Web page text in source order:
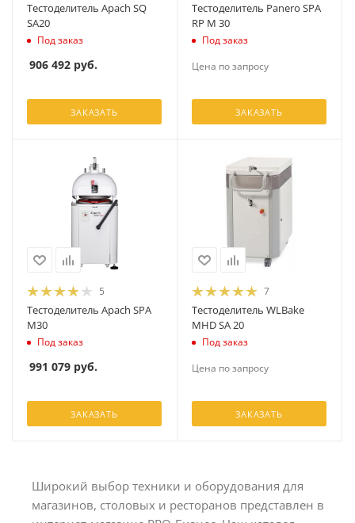
Тестоделитель Apach SQ
SA20
Под заказ
906 492 руб.
ЗАКАЗАТЬ
Тестоделитель Panero SPA
RP M 30
Под заказ
Цена по запросу
ЗАКАЗАТЬ
5
Тестоделитель Apach SPA
M30
Под заказ
991 079 руб.
ЗАКАЗАТЬ
7
Тестоделитель WLBake
MHD SA 20
Под заказ
Цена по запросу
ЗАКАЗАТЬ
Широкий выбор техники и оборудования для
магазинов, столовых и ресторанов представлен в